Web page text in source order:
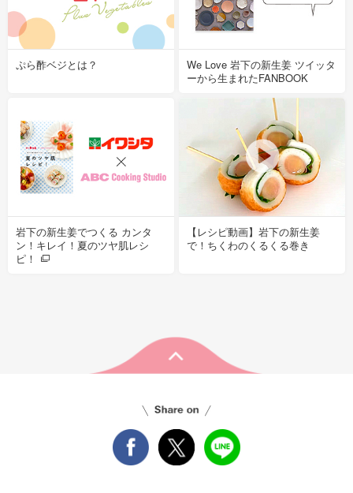
ぷら酢ベジとは？
We Love 岩下の新生姜 ツイッタ
ーから生まれたFANBOOK
岩下の新生姜でつくる カンタ
ン！キレイ！夏のツヤ肌レシ
ピ！
【レシピ動画】岩下の新生姜
で！ちくわのくるくる巻き